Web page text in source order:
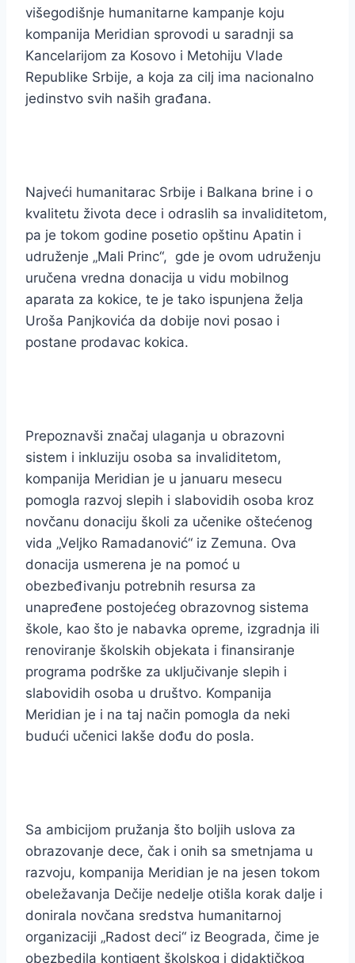
višegodišnje humanitarne kampanje koju
kompanija Meridian sprovodi u saradnji sa
Kancelarijom za Kosovo i Metohiju Vlade
Republike Srbije, a koja za cilj ima nacionalno
jedinstvo svih naših građana.
Najveći humanitarac Srbije i Balkana brine i o
kvalitetu života dece i odraslih sa invaliditetom,
pa je tokom godine posetio opštinu Apatin i
udruženje „Mali Princ“, gde je ovom udruženju
uručena vredna donacija u vidu mobilnog
aparata za kokice, te je tako ispunjena želja
Uroša Panjkovića da dobije novi posao i
postane prodavac kokica.
Prepoznavši značaj ulaganja u obrazovni
sistem i inkluziju osoba sa invaliditetom,
kompanija Meridian je u januaru mesecu
pomogla razvoj slepih i slabovidih osoba kroz
novčanu donaciju školi za učenike oštećenog
vida „Veljko Ramadanović“ iz Zemuna. Ova
donacija usmerena je na pomoć u
obezbeđivanju potrebnih resursa za
unapređene postojećeg obrazovnog sistema
škole, kao što je nabavka opreme, izgradnja ili
renoviranje školskih objekata i finansiranje
programa podrške za uključivanje slepih i
slabovidih osoba u društvo. Kompanija
Meridian je i na taj način pomogla da neki
budući učenici lakše dođu do posla.
Sa ambicijom pružanja što boljih uslova za
obrazovanje dece, čak i onih sa smetnjama u
razvoju, kompanija Meridian je na jesen tokom
obeležavanja Dečije nedelje otišla korak dalje i
donirala novčana sredstva humanitarnoj
organizaciji „Radost deci“ iz Beograda, čime je
obezbedila kontigent školskog i didaktičkog